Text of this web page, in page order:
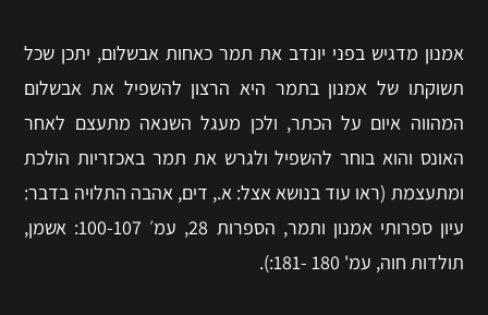
אמנון מדגיש בפני יונדב את תמר כאחות אבשלום, יתכן שכל
תשוקתו של אמנון בתמר היא הרצון להשפיל את אבשלום
המהווה איום על הכתר, ולכן מעגל השנאה מתעצם לאחר
האונס והוא בוחר להשפיל ולגרש את תמר באכזריות הולכת
ומתעצמת (ראו עוד בנושא אצל: א., דים, אהבה התלויה בדבר:
עיון ספרותי אמנון ותמר, הספרות 28, עמ׳ 100-107: אשמן,
תולדות חוה, עמ' 180 -181:).